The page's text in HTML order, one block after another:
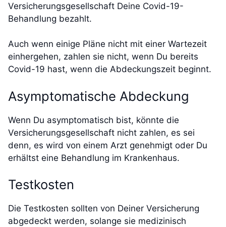
Versicherungsgesellschaft Deine Covid-19-
Behandlung bezahlt.
Auch wenn einige Pläne nicht mit einer Wartezeit
einhergehen, zahlen sie nicht, wenn Du bereits
Covid-19 hast, wenn die Abdeckungszeit beginnt.
Asymptomatische Abdeckung
Wenn Du asymptomatisch bist, könnte die
Versicherungsgesellschaft nicht zahlen, es sei
denn, es wird von einem Arzt genehmigt oder Du
erhältst eine Behandlung im Krankenhaus.
Testkosten
Die Testkosten sollten von Deiner Versicherung
abgedeckt werden, solange sie medizinisch